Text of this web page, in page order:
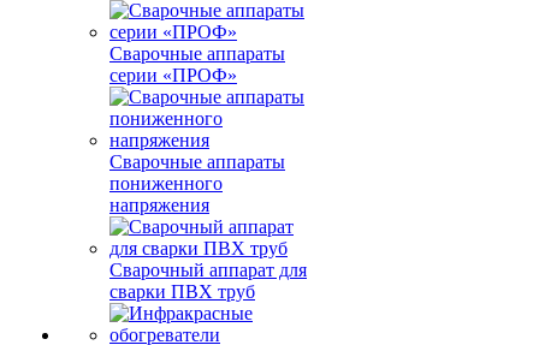
Сварочные аппараты
серии «ПРОФ»
Сварочные аппараты
пониженного
напряжения
Сварочный аппарат для
сварки ПВХ труб